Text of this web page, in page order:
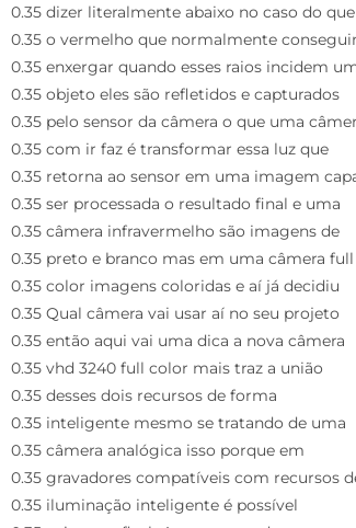
0.35 dizer literalmente abaixo no caso do que
0.35 o vermelho que normalmente
0.35 enxergar quando esses raios incidem
0.35 objeto eles são refletidos e capturados
0.35 pelo sensor da câmera o que uma
0.35 com ir faz é transformar essa luz que
0.35 retorna ao sensor em uma imagem
0.35 ser processada o resultado final e uma
0.35 câmera infravermelho são imagens de
0.35 preto e branco mas em uma câmera full
0.35 color imagens coloridas e aí já decidiu
0.35 Qual câmera vai usar aí no seu projeto
0.35 então aqui vai uma dica a nova câmera
0.35 vhd 3240 full color mais traz a união
0.35 desses dois recursos de forma
0.35 inteligente mesmo se tratando de uma
0.35 câmera analógica isso porque em
0.35 gravadores compatíveis com recursos
0.35 iluminação inteligente é possível